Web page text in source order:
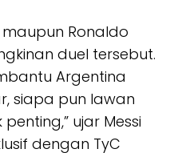
maupun Ronaldo
duel tersebut.
Argentina
siapa pun lawan
ujar Messi
dengan TyC